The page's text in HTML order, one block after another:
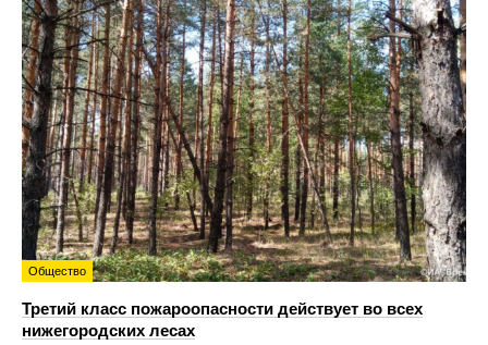
Общество
Третий класс пожароопасности действует во всех
нижегородских лесах